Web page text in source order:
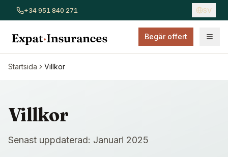
+34 951 840 271 SV
Begär offert
Startsida Villkor
Villkor
Senast uppdaterad: Januari 2025